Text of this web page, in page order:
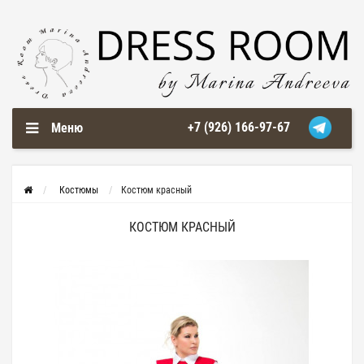
Меню +7 (926) 166-97-67
Костюмы Костюм красный
КОСТЮМ КРАСНЫЙ